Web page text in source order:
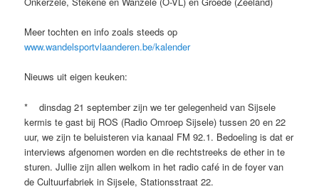
Meer tochten en info zoals steeds op
www.wandelsportvlaanderen.be/kalender
Nieuws uit eigen keuken:
* dinsdag 21 september zijn we ter gelegenheid van Sijsele
kermis te gast bij ROS (Radio Omroep Sijsele) tussen 20 en 22
uur, we zijn te beluisteren via kanaal FM 92.1. Bedoeling is dat er
interviews afgenomen worden en die rechtstreeks de ether in te
sturen. Jullie zijn allen welkom in het radio café in de foyer van
de Cultuurfabriek in Sijsele, Stationsstraat 22.